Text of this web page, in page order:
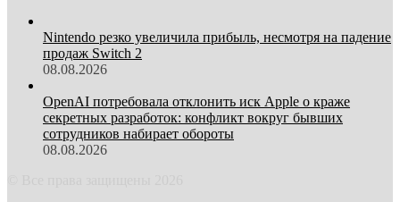
Nintendo резко увеличила прибыль, несмотря на падение
продаж Switch 2
08.08.2026
OpenAI потребовала отклонить иск Apple о краже
секретных разработок: конфликт вокруг бывших
сотрудников набирает обороты
08.08.2026